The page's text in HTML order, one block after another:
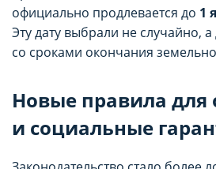
официально продлевается до 1
Эту дату выбрали не случайно,
со сроками окончания
Новые правила для
и социальные